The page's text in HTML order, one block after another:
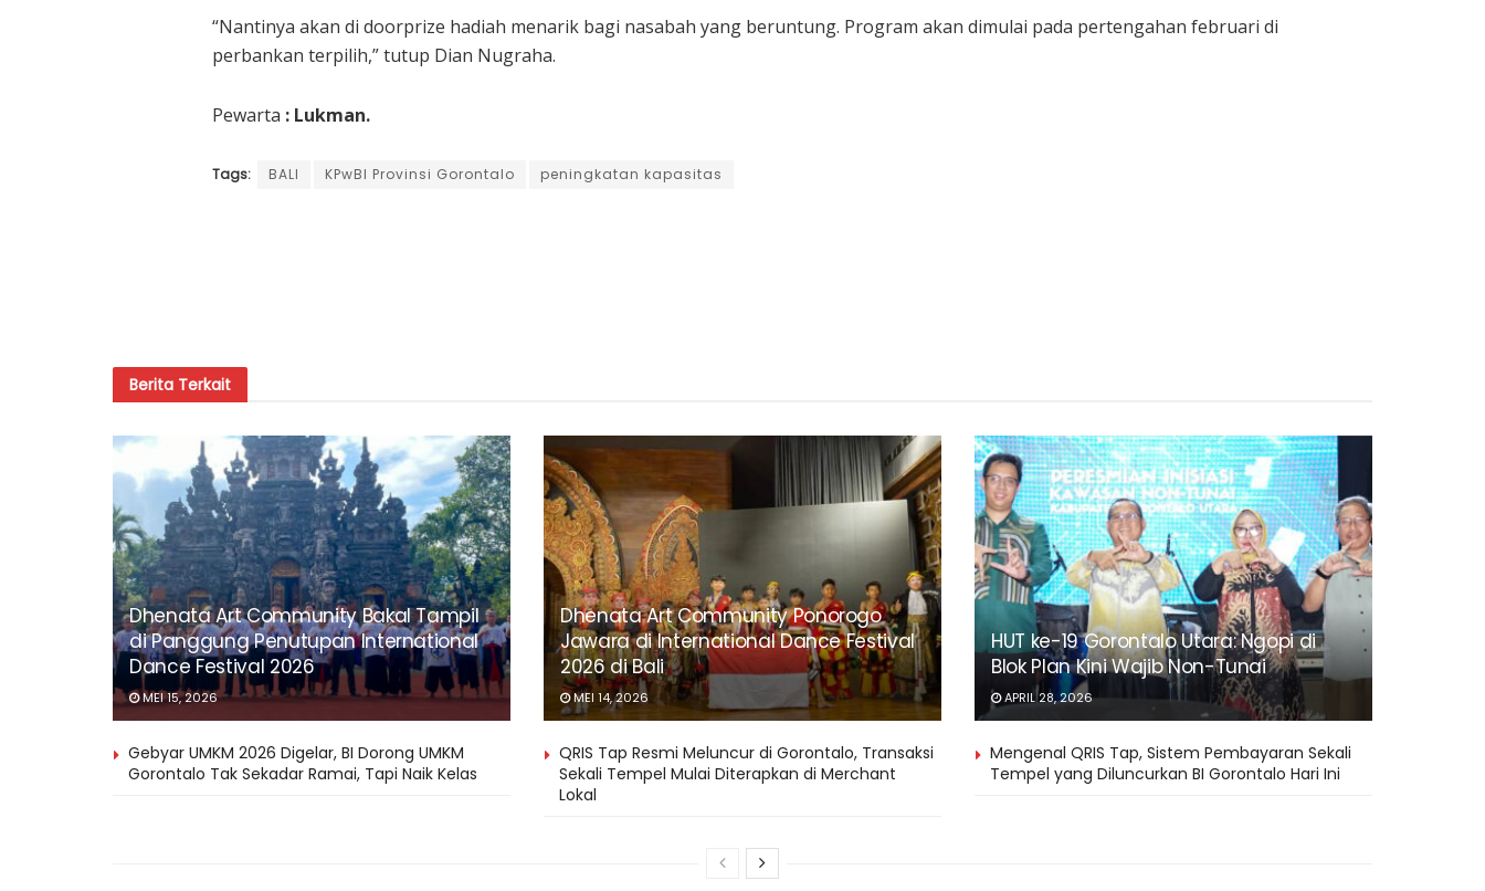
“Nantinya akan di doorprize hadiah menarik bagi nasabah yang beruntung. Program akan dimulai pada pertengahan februari di
perbankan terpilih,” tutup Dian Nugraha.
Pewarta : Lukman.
Tags: BALI KPwBI Provinsi Gorontalo peningkatan kapasitas
Berita Terkait
Dhenata Art Community Bakal Tampil
di Panggung Penutupan International
Dance Festival 2026
MEI 15, 2026
Dhenata Art Community Ponorogo
Jawara di International Dance Festival
2026 di Bali
MEI 14, 2026
HUT ke-19 Gorontalo Utara: Ngopi di
Blok Plan Kini Wajib Non-Tunai
APRIL 28, 2026
Gebyar UMKM 2026 Digelar, BI Dorong UMKM
Gorontalo Tak Sekadar Ramai, Tapi Naik Kelas
QRIS Tap Resmi Meluncur di Gorontalo, Transaksi
Sekali Tempel Mulai Diterapkan di Merchant
Lokal
Mengenal QRIS Tap, Sistem Pembayaran Sekali
Tempel yang Diluncurkan BI Gorontalo Hari Ini